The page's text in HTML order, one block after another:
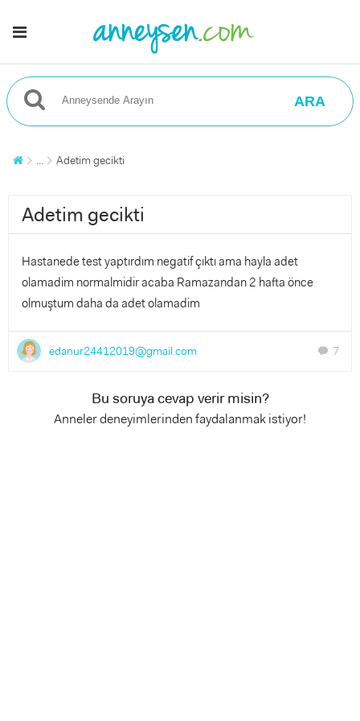
ARA
... Adetim gecikti
Adetim gecikti
Hastanede test yaptırdım negatif çıktı ama hayla adet
olamadim normalmidir acaba Ramazandan 2 hafta önce
olmuştum daha da adet olamadim
edanur24412019@gmail.com chat 7
Bu soruya cevap verir misin?
Anneler deneyimlerinden faydalanmak istiyor!